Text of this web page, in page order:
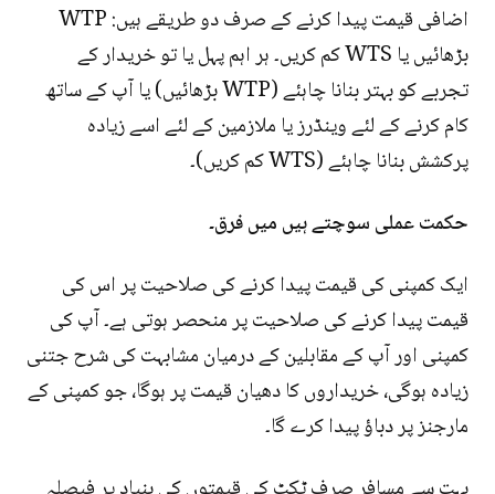
اضافی قیمت پیدا کرنے کے صرف دو طریقے ہیں: WTP
بڑھائیں یا WTS کم کریں۔ ہر اہم پہل یا تو خریدار کے
تجربے کو بہتر بنانا چاہئے (WTP بڑھائیں) یا آپ کے ساتھ
کام کرنے کے لئے وینڈرز یا ملازمین کے لئے اسے زیادہ
پرکشش بنانا چاہئے (WTS کم کریں)۔
حکمت عملی سوچتے ہیں میں فرق۔
ایک کمپنی کی قیمت پیدا کرنے کی صلاحیت پر اس کی
قیمت پیدا کرنے کی صلاحیت پر منحصر ہوتی ہے۔ آپ کی
کمپنی اور آپ کے مقابلین کے درمیان مشابہت کی شرح جتنی
زیادہ ہوگی، خریداروں کا دھیان قیمت پر ہوگا، جو کمپنی کے
مارجنز پر دباؤ پیدا کرے گا۔